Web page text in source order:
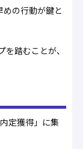
の行動が鍵と
踏むことが、
定獲得」に集